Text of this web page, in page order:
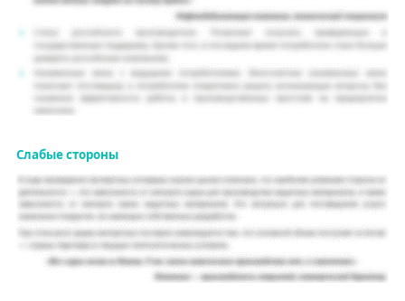
Слабые стороны